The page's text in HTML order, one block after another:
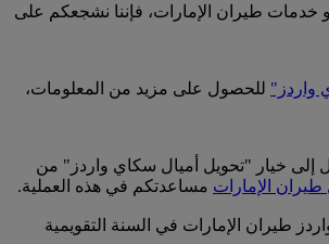
خدمات طيران الإمارات، فإننا نشجعكم على
واردز" للحصول على مزيد من المعلومات،
إلى خيار "تحويل أميال سكاي واردز" من
الإمارات مساعدتكم في هذه العملية.
نقل نحو 50000 ميل سكاي واردز إلى أعضاء سكاي واردز طيران الإمارات في السنة التقويمية